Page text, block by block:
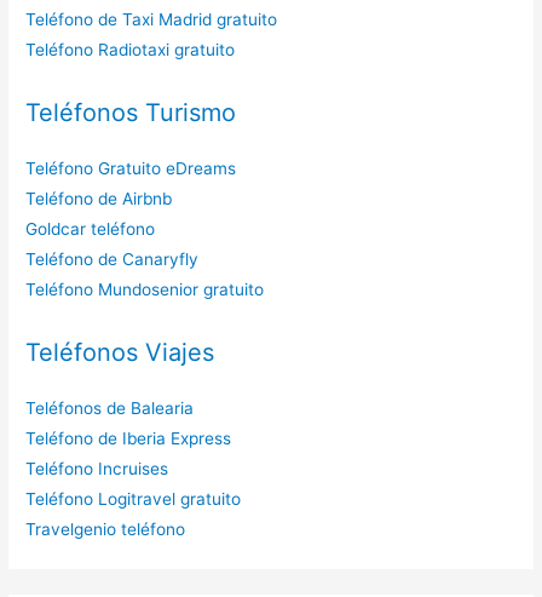
Teléfono de Taxi Madrid gratuito
Teléfono Radiotaxi gratuito
Teléfonos Turismo
Teléfono Gratuito eDreams
Teléfono de Airbnb
Goldcar teléfono
Teléfono de Canaryfly
Teléfono Mundosenior gratuito
Teléfonos Viajes
Teléfonos de Balearia
Teléfono de Iberia Express
Teléfono Incruises
Teléfono Logitravel gratuito
Travelgenio teléfono